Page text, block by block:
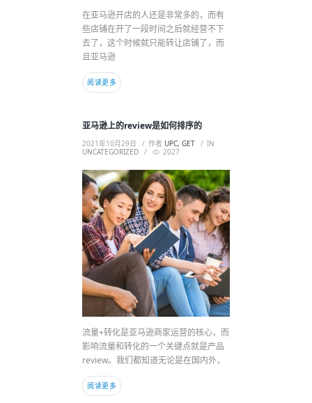
在亚马逊开店的人还是非常多的，而有
些店铺在开了一段时间之后就经营不下
去了，这个时候就只能转让店铺了，而
且亚马逊
阅读更多
亚马逊上的review是如何排序的
2021年10月29日 作者 UPC, GET
IN
UNCATEGORIZED
2027
流量+转化是亚马逊商家运营的核心，而
影响流量和转化的一个关键点就是产品
review。我们都知道无论是在国内外，
阅读更多